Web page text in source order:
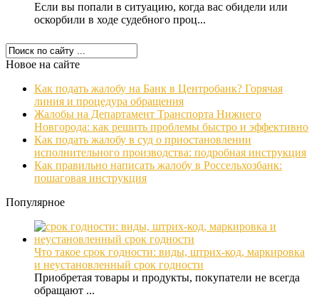
Если вы попали в ситуацию, когда вас обидели или
оскорбили в ходе судебного проц...
Новое на сайте
Как подать жалобу на Банк в Центробанк? Горячая
линия и процедура обращения
Жалобы на Департамент Транспорта Нижнего
Новгорода: как решить проблемы быстро и эффективно
Как подать жалобу в суд о приостановлении
исполнительного производства: подробная инструкция
Как правильно написать жалобу в Россельхозбанк:
пошаговая инструкция
Популярное
Что такое срок годности: виды, штрих-код, маркировка
и неустановленный срок годности
Приобретая товары и продукты, покупатели не всегда
обращают ...